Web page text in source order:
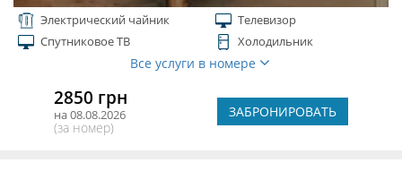
Электрический чайник
Телевизор
Спутниковое ТВ
Холодильник
Все услуги в номере
2850 грн
на 08.08.2026
(за номер)
ЗАБРОНИРОВАТЬ